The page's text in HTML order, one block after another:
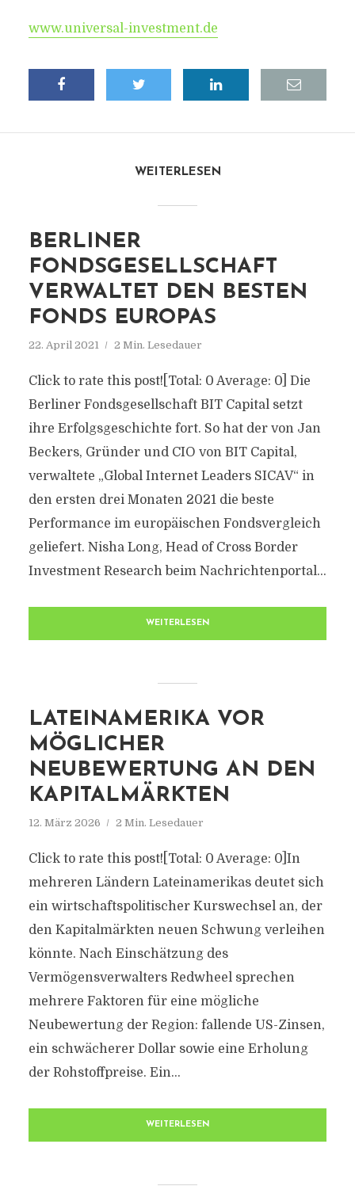
www.universal-investment.de
WEITERLESEN
BERLINER
FONDSGESELLSCHAFT
VERWALTET DEN BESTEN
FONDS EUROPAS
22. April 2021 2 Min. Lesedauer
Click to rate this post![Total: 0 Average: 0] Die
Berliner Fondsgesellschaft BIT Capital setzt
ihre Erfolgsgeschichte fort. So hat der von Jan
Beckers, Gründer und CIO von BIT Capital,
verwaltete „Global Internet Leaders SICAV“ in
den ersten drei Monaten 2021 die beste
Performance im europäischen Fondsvergleich
geliefert. Nisha Long, Head of Cross Border
Investment Research beim Nachrichtenportal...
WEITERLESEN
LATEINAMERIKA VOR
MÖGLICHER
NEUBEWERTUNG AN DEN
KAPITALMÄRKTEN
12. März 2026 2 Min. Lesedauer
Click to rate this post![Total: 0 Average: 0]In
mehreren Ländern Lateinamerikas deutet sich
ein wirtschaftspolitischer Kurswechsel an, der
den Kapitalmärkten neuen Schwung verleihen
könnte. Nach Einschätzung des
Vermögensverwalters Redwheel sprechen
mehrere Faktoren für eine mögliche
Neubewertung der Region: fallende US-Zinsen,
ein schwächerer Dollar sowie eine Erholung
der Rohstoffpreise. Ein...
WEITERLESEN